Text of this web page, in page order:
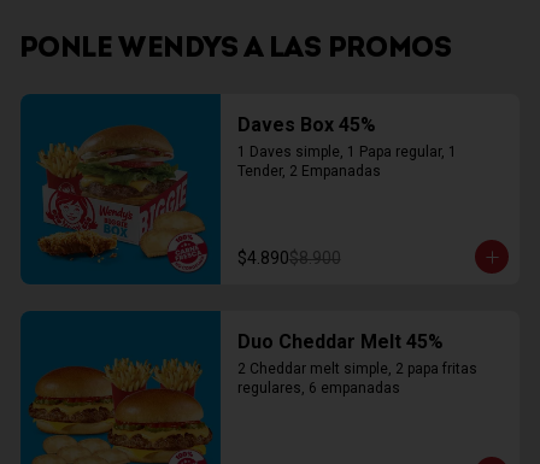
PONLE WENDYS A LAS PROMOS
Daves Box 45%
1 Daves simple, 1 Papa regular, 1
Tender, 2 Empanadas
$4.890$8.900
Duo Cheddar Melt 45%
2 Cheddar melt simple, 2 papa fritas
regulares, 6 empanadas